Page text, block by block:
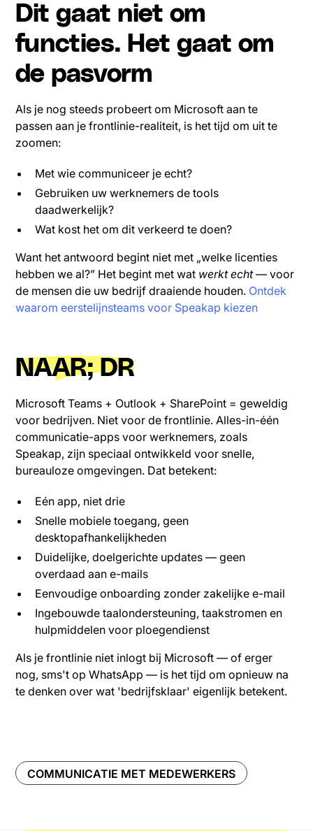
Dit gaat niet om
functies. Het gaat om
de pasvorm
Als je nog steeds probeert om Microsoft aan te
passen aan je frontlinie-realiteit, is het tijd om uit te
zoomen:
Met wie communiceer je echt?
Gebruiken uw werknemers de tools
daadwerkelijk?
Wat kost het om dit verkeerd te doen?
Want het antwoord begint niet met „welke licenties
hebben we al?” Het begint met wat werkt echt— voor
de mensen die uw bedrijf draaiende houden. Ontdek
waarom eerstelijnsteams voor Speakap kiezen
NAAR; DR
Microsoft Teams + Outlook + SharePoint = geweldig
voor bedrijven. Niet voor de frontlinie. Alles-in-één
communicatie-apps voor werknemers, zoals
Speakap, zijn speciaal ontwikkeld voor snelle,
bureauloze omgevingen. Dat betekent:
Eén app, niet drie
Snelle mobiele toegang, geen
desktopafhankelijkheden
Duidelijke, doelgerichte updates — geen
overdaad aan e-mails
Eenvoudige onboarding zonder zakelijke e-mail
Ingebouwde taalondersteuning, taakstromen en
hulpmiddelen voor ploegendienst
Als je frontlinie niet inlogt bij Microsoft — of erger
nog, sms't op WhatsApp — is het tijd om opnieuw na
te denken over wat 'bedrijfsklaar' eigenlijk betekent.
COMMUNICATIE MET MEDEWERKERS